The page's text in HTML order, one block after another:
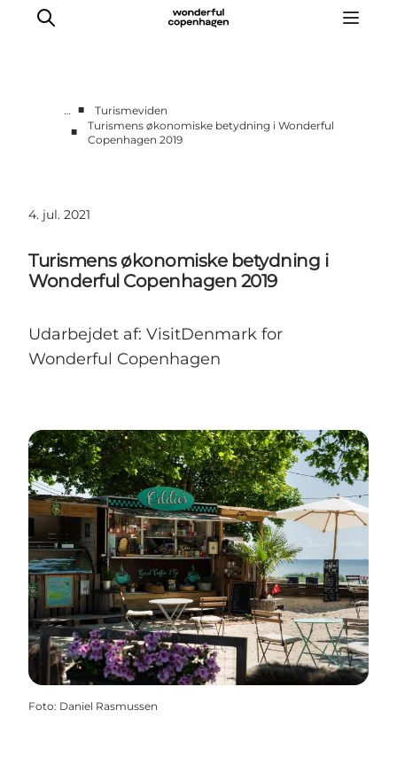
Vi arbejder for
Om Wonderful Copenhagen
… ■
Turismeviden
■
Turismens økonomiske betydning i Wonderful
Copenhagen 2019
4. jul. 2021
Turismens økonomiske betydning i
Wonderful Copenhagen 2019
Udarbejdet af: VisitDenmark for
Wonderful Copenhagen
Foto: Daniel Rasmussen